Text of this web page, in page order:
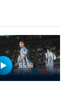
55:18